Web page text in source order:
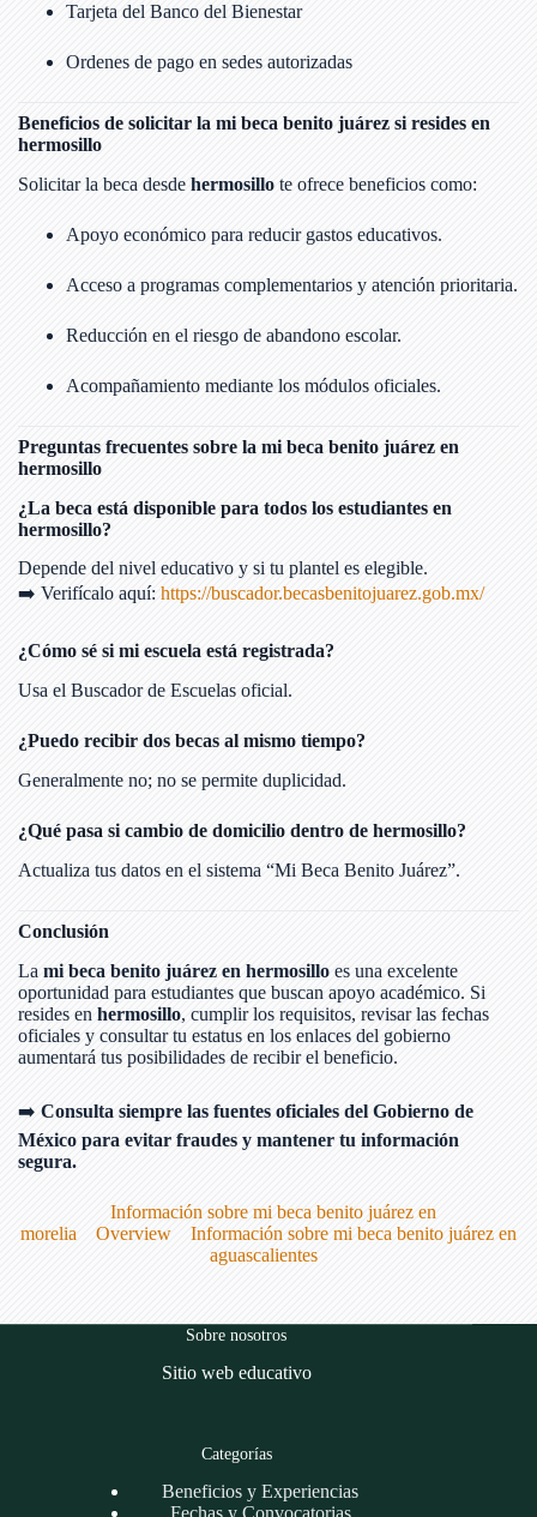
Tarjeta del Banco del Bienestar
Ordenes de pago en sedes autorizadas
Beneficios de solicitar la mi beca benito juárez si resides en
hermosillo
Solicitar la beca desde hermosillo te ofrece beneficios como:
Apoyo económico para reducir gastos educativos.
Acceso a programas complementarios y atención prioritaria.
Reducción en el riesgo de abandono escolar.
Acompañamiento mediante los módulos oficiales.
Preguntas frecuentes sobre la mi beca benito juárez en
hermosillo
¿La beca está disponible para todos los estudiantes en
hermosillo?
Depende del nivel educativo y si tu plantel es elegible.
➡️ Verifícalo aquí: https://buscador.becasbenitojuarez.gob.mx/
¿Cómo sé si mi escuela está registrada?
Usa el Buscador de Escuelas oficial.
¿Puedo recibir dos becas al mismo tiempo?
Generalmente no; no se permite duplicidad.
¿Qué pasa si cambio de domicilio dentro de hermosillo?
Actualiza tus datos en el sistema “Mi Beca Benito Juárez”.
Conclusión
La mi beca benito juárez en hermosillo es una excelente
oportunidad para estudiantes que buscan apoyo académico. Si
resides en hermosillo, cumplir los requisitos, revisar las fechas
oficiales y consultar tu estatus en los enlaces del gobierno
aumentará tus posibilidades de recibir el beneficio.
➡️ Consulta siempre las fuentes oficiales del Gobierno de
México para evitar fraudes y mantener tu información
segura.
Información sobre mi beca benito juárez en
morelia
Overview
Información sobre mi beca benito juárez en
aguascalientes
Sobre nosotros
Sitio web educativo
Categorías
Beneficios y Experiencias